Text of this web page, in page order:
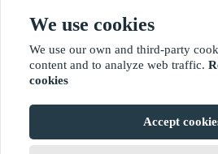
aadress
?2021
We use cookies
We use our own and third-party
content and to analyze web traffic.
cookies
Accept